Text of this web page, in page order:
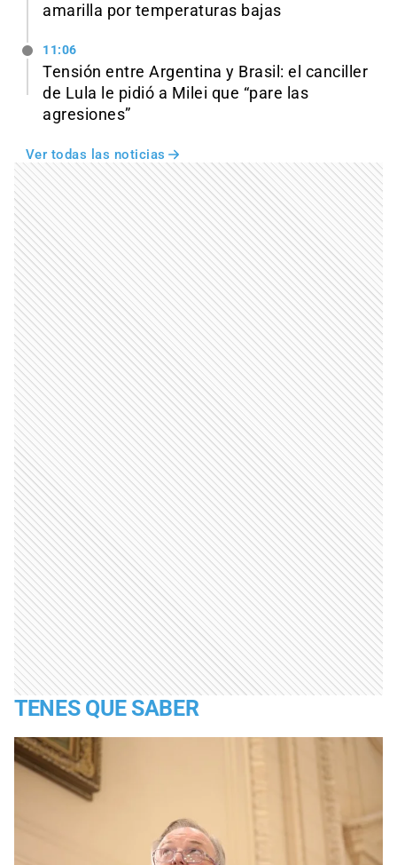
amarilla por temperaturas bajas
11:06
Tensión entre Argentina y Brasil: el canciller
de Lula le pidió a Milei que “pare las
agresiones”
Ver todas las noticias
TENES QUE SABER